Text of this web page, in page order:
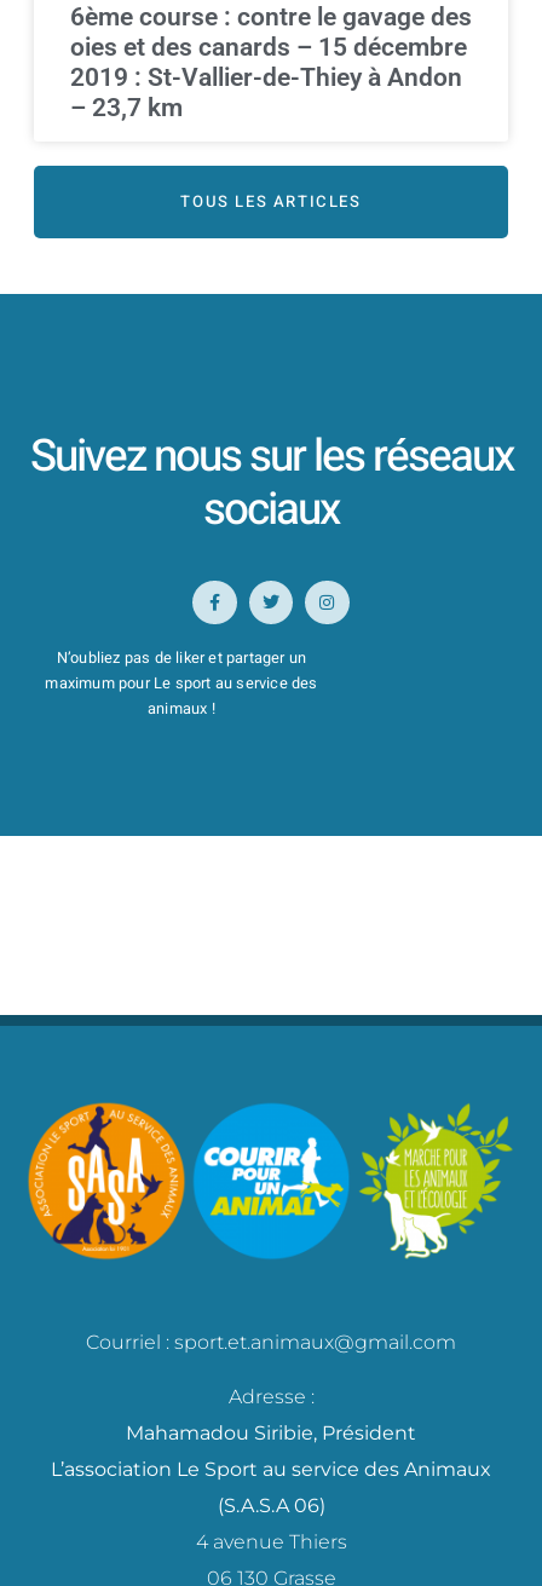
6ème course : contre le gavage des
oies et des canards – 15 décembre
2019 : St-Vallier-de-Thiey à Andon
– 23,7 km
TOUS LES ARTICLES
Suivez nous sur les réseaux
sociaux
N’oubliez pas de liker et partager un
maximum pour Le sport au service des
animaux !
Courriel : sport.et.animaux@gmail.com
Adresse :
Mahamadou Siribie, Président
L’association Le Sport au service des Animaux
(S.A.S.A 06)
4 avenue Thiers
06 130 Grasse